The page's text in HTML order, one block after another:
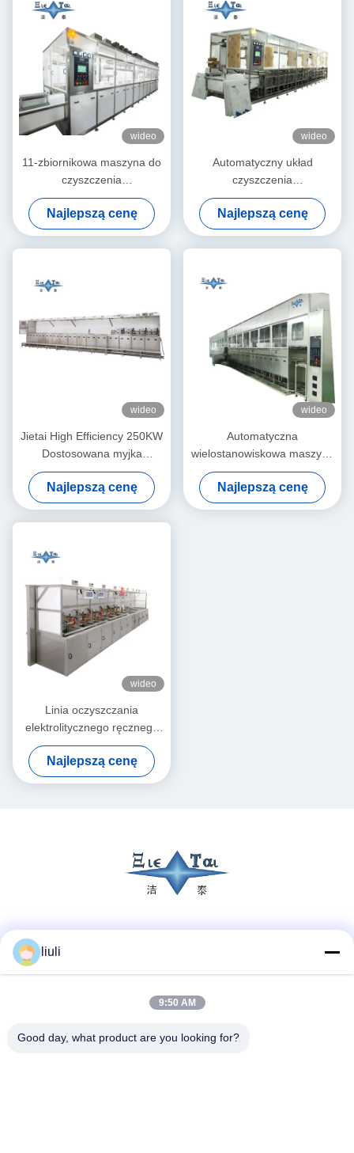
wideo
11-zbiornikowa maszyna do
czyszczenia
półprzewodników,
czyszczenia płytek
krzemowych, 40KHZ
Najlepszą cenę
wideo
Automatyczny układ
czyszczenia
ultradźwiękowego o mocy
100 kW
Najlepszą cenę
wideo
Jietai High Efficiency 250KW
Dostosowana myjka
ultradźwiękowa do
precyzyjnego czyszczenia
części półprzewodnikowych
Najlepszą cenę
wideo
Automatyczna
wielostanowiskowa maszyna
do czyszczenia
ultradźwiękowego Jietai
Niestandardowy proces
Najlepszą cenę
wideo
Linia oczyszczania
elektrolitycznego ręcznego
Jietai 251KW dostosowana
do czyszczenia części
półprzewodnikowych z wału
Najlepszą cenę
Szybki kontakt
Tel.
liuli
9:50 AM
Good day, what product are you looking for?